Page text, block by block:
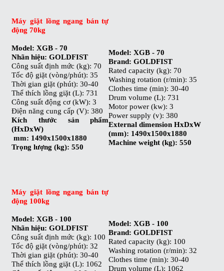
Máy giặt lồng ngang bán tự
động 70kg
Model: XGB - 70
Nhãn hiệu: GOLDFIST
Công suất định mức (kg): 70
Tốc độ giặt (vòng/phút): 35
Thời gian giặt (phút): 30-40
Thể thích lồng giặt (L): 731
Công suất động cơ (kW): 3
Điện năng cung cấp (V): 380
Kích thước sản phẩm
(HxDxW)
mm: 1490x1500x1880
Trọng lượng (kg): 550
Model: XGB - 70
Brand: GOLDFIST
Rated capacity (kg): 70
Washing rotation (r/min): 35
Clothes time (min): 30-40
Drum volume (L): 731
Motor power (kw): 3
Power supply (v): 380
External dimension HxDxW
(mm): 1490x1500x1880
Machine weight (kg): 550
Máy giặt lồng ngang bán tự
động 100kg
Model: XGB - 100
Nhãn hiệu: GOLDFIST
Công suất định mức (kg): 100
Tốc độ giặt (vòng/phút): 32
Thời gian giặt (phút): 30-40
Thể thích lồng giặt (L): 1062
Model: XGB - 100
Brand: GOLDFIST
Rated capacity (kg): 100
Washing rotation (r/min): 32
Clothes time (min): 30-40
Drum volume (L): 1062